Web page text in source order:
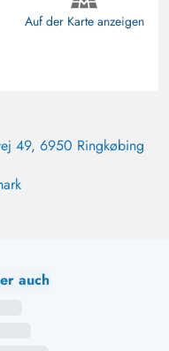
Auf der Karte anzeigen
49, 6950 Ringkøbing
auch